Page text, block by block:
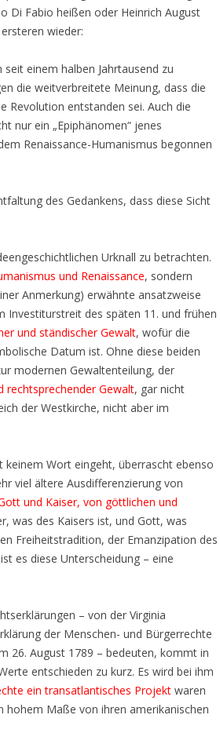
Di Fabio heißen oder Heinrich August
wieder:
einem halben Jahrtausend zu
die weitverbreitete Meinung, dass die
Revolution entstanden sei. Auch die
nur ein „Epiphänomen“ jenes
Renaissance-Humanismus begonnen
des Gedankens, dass diese Sicht
Urknall zu betrachten.
und Renaissance, sondern
Anmerkung) erwähnte ansatzweise
Investiturstreit des späten 11. und frühen
und ständischer Gewalt, wofür die
Datum ist. Ohne diese beiden
modernen Gewaltenteilung, der
rechtsprechender Gewalt, gar nicht
der Westkirche, nicht aber im
Wort eingeht, überrascht ebenso
viel ältere Ausdifferenzierung von
und Kaiser, von göttlichen und
was des Kaisers ist, und Gott, was
Freiheitstradition, der Emanzipation des
es diese Unterscheidung – eine
– von der Virginia
der Menschen- und Bürgerrechte
26. August 1789 – bedeuten, kommt in
entschieden zu kurz. Es wird bei ihm
ein transatlantisches Projekt waren
hohem Maße von ihren amerikanischen